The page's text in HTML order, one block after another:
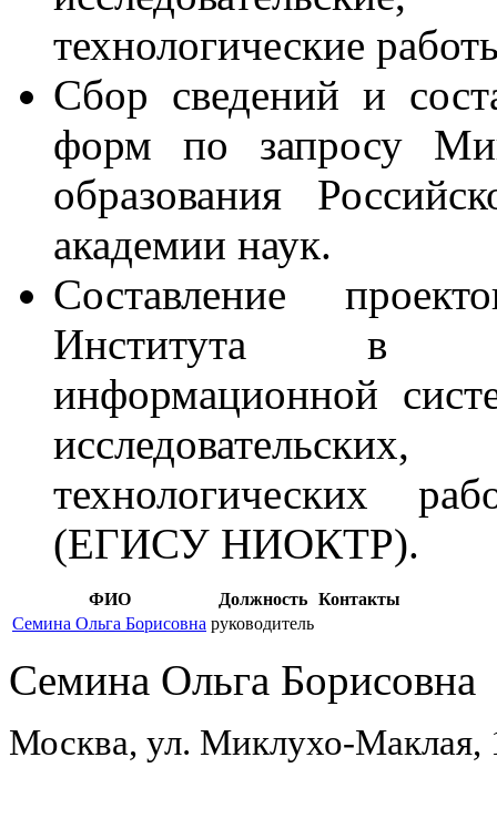
технологические
Сбор сведений и
форм по запросу
образования
академии наук.
Составление
Института
в
информационной
технологических
(ЕГИСУ НИОКТР).
ФИО Должность
Контакты
Семина Ольга Борисовна руководитель
Семина Ольга Борисовна
Москва, ул. Миклухо-